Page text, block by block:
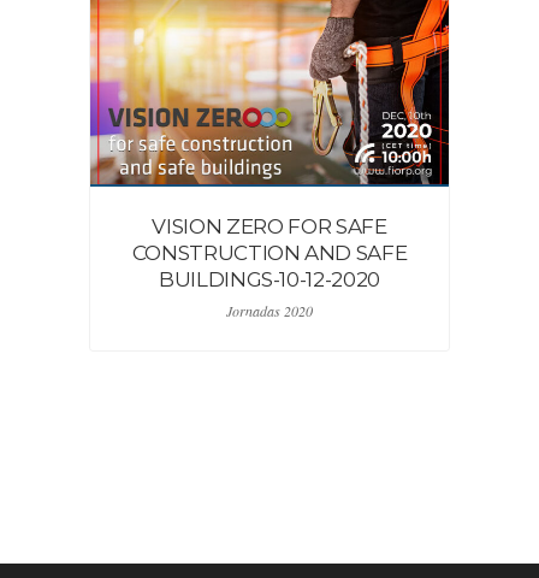
VISION ZERO FOR SAFE
CONSTRUCTION AND SAFE
BUILDINGS-10-12-2020
Jornadas 2020